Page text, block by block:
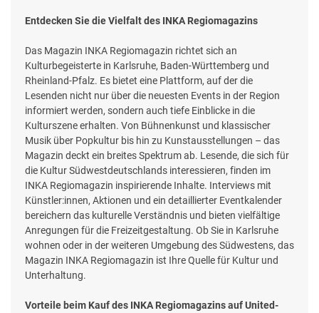
Entdecken Sie die Vielfalt des INKA Regiomagazins
Das Magazin INKA Regiomagazin richtet sich an
Kulturbegeisterte in Karlsruhe, Baden-Württemberg und
Rheinland-Pfalz. Es bietet eine Plattform, auf der die
Lesenden nicht nur über die neuesten Events in der Region
informiert werden, sondern auch tiefe Einblicke in die
Kulturszene erhalten. Von Bühnenkunst und klassischer
Musik über Popkultur bis hin zu Kunstausstellungen – das
Magazin deckt ein breites Spektrum ab. Lesende, die sich für
die Kultur Südwestdeutschlands interessieren, finden im
INKA Regiomagazin inspirierende Inhalte. Interviews mit
Künstler:innen, Aktionen und ein detaillierter Eventkalender
bereichern das kulturelle Verständnis und bieten vielfältige
Anregungen für die Freizeitgestaltung. Ob Sie in Karlsruhe
wohnen oder in der weiteren Umgebung des Südwestens, das
Magazin INKA Regiomagazin ist Ihre Quelle für Kultur und
Unterhaltung.
Vorteile beim Kauf des INKA Regiomagazins auf United-